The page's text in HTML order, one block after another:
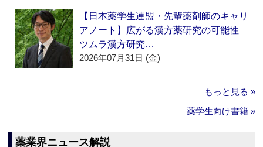
【日本薬学生連盟・先輩薬剤師のキャリ
アノート】広がる漢方薬研究の可能性
ツムラ漢方研究…
2026年07月31日 (金)
もっと見る »
薬学生向け書籍 »
薬業界ニュース解説